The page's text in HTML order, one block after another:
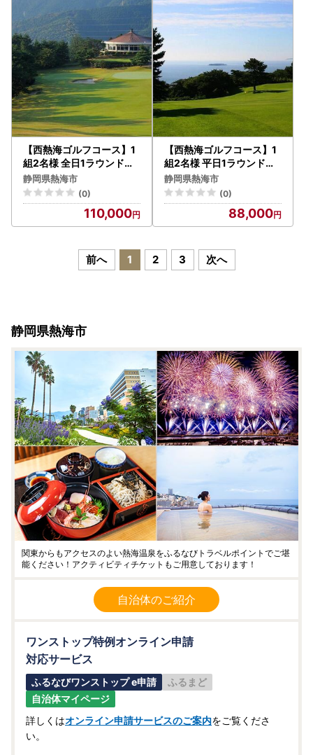
【西熱海ゴルフコース】1
組2名様 全日1ラウンドゴ
ルフプレー券
静岡県熱海市
(0)
110,000
【西熱海ゴルフコース】1
組2名様 平日1ラウンドゴ
ルフプレー券
静岡県熱海市
(0)
88,000
前へ 1 2 3 次へ
静岡県熱海市
関東からもアクセスのよい熱海温泉をふるなびトラベルポイントでご堪
能ください！アクティビティチケットもご用意しております！
自治体のご紹介
ワンストップ特例オンライン申請
対応サービス
ふるなびワンストップ e申請
ふるまど
自治体マイページ
詳しくはオンライン申請サービスのご案内をご覧くださ
い。